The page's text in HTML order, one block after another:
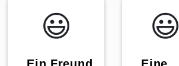
😃️ 😃️